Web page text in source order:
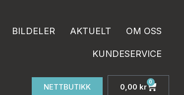
BILDELER AKTUELT OM OSS
KUNDESERVICE
NETTBUTIKK 0,00 kr
0